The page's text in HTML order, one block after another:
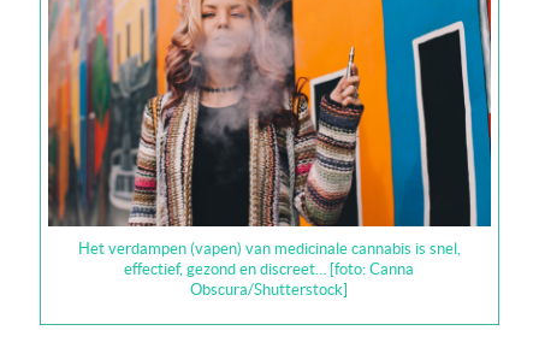
Het verdampen (vapen) van medicinale cannabis is snel,
effectief, gezond en discreet… [foto: Canna
Obscura/Shutterstock]